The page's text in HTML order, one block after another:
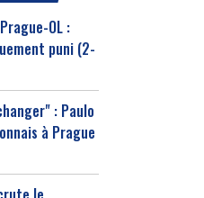
OL :
puni (2-
: Paulo
à Prague